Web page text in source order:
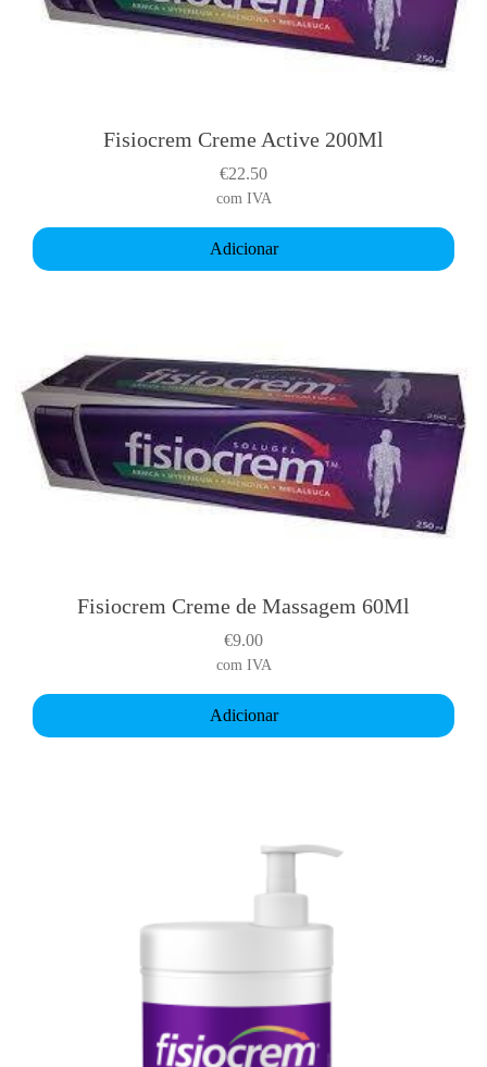
Fisiocrem Creme Active 200Ml
€22.50
com IVA
Adicionar
Fisiocrem Creme de Massagem 60Ml
€9.00
com IVA
Adicionar